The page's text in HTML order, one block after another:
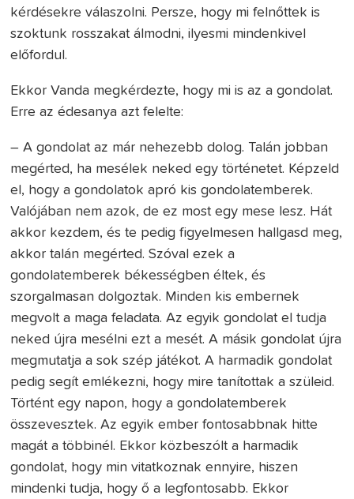
kérdésekre válaszolni. Persze, hogy mi felnőttek is
szoktunk rosszakat álmodni, ilyesmi mindenkivel
előfordul.
Ekkor Vanda megkérdezte, hogy mi is az a gondolat.
Erre az édesanya azt felelte:
– A gondolat az már nehezebb dolog. Talán jobban
megérted, ha mesélek neked egy történetet. Képzeld
el, hogy a gondolatok apró kis gondolatemberek.
Valójában nem azok, de ez most egy mese lesz. Hát
akkor kezdem, és te pedig figyelmesen hallgasd meg,
akkor talán megérted. Szóval ezek a
gondolatemberek békességben éltek, és
szorgalmasan dolgoztak. Minden kis embernek
megvolt a maga feladata. Az egyik gondolat el tudja
neked újra mesélni ezt a mesét. A másik gondolat újra
megmutatja a sok szép játékot. A harmadik gondolat
pedig segít emlékezni, hogy mire tanítottak a szüleid.
Történt egy napon, hogy a gondolatemberek
összevesztek. Az egyik ember fontosabbnak hitte
magát a többinél. Ekkor közbeszólt a harmadik
gondolat, hogy min vitatkoznak ennyire, hiszen
mindenki tudja, hogy ő a legfontosabb. Ekkor